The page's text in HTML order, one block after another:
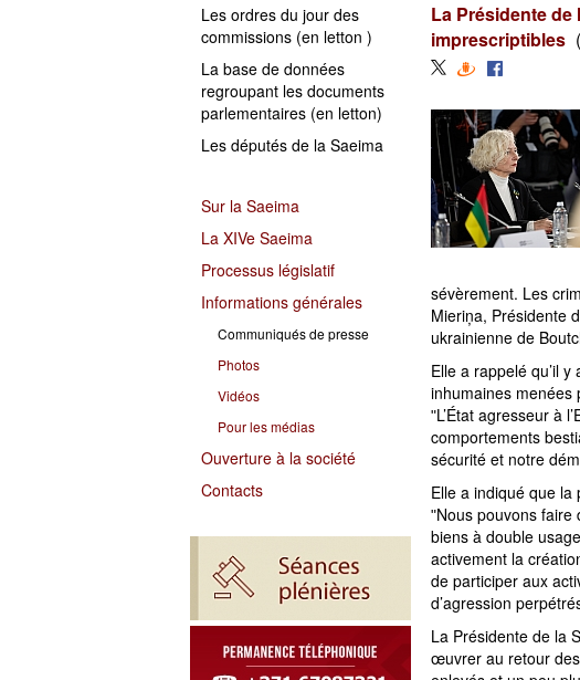
Les ordres du jour des
commissions (en letton )
La base de données
regroupant les documents
parlementaires (en letton)
Les députés de la Saeima
Sur la Saeima
La XIVe Saeima
Processus législatif
Informations générales
Communiqués de presse
Photos
Vidéos
Pour les médias
Ouverture à la société
Contacts
La Présidente de
imprescriptibles
sévèrement. Les
Mieriņa, Présidente
ukrainienne de
Elle a rappelé qu’il
inhumaines menées
ʺL’État agresseur à
comportements
sécurité et notre
Elle a indiqué que
ʺNous pouvons
biens à double
activement la
de participer aux
d’agression
La Présidente de la
œuvrer au retour